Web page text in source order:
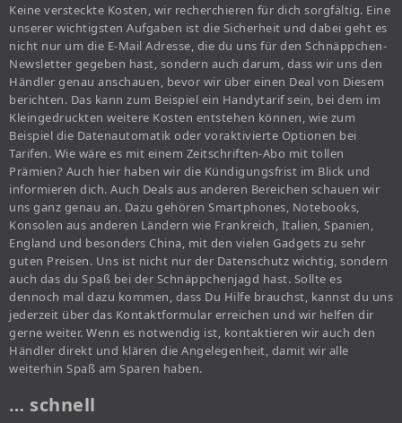
Keine versteckte Kosten, wir recherchieren für dich sorgfältig. Eine
unserer wichtigsten Aufgaben ist die Sicherheit und dabei geht es
nicht nur um die E-Mail Adresse, die du uns für den Schnäppchen-
Newsletter gegeben hast, sondern auch darum, dass wir uns den
Händler genau anschauen, bevor wir über einen Deal von Diesem
berichten. Das kann zum Beispiel ein Handytarif sein, bei dem im
Kleingedruckten weitere Kosten entstehen können, wie zum
Beispiel die Datenautomatik oder voraktivierte Optionen bei
Tarifen. Wie wäre es mit einem Zeitschriften-Abo mit tollen
Prämien? Auch hier haben wir die Kündigungsfrist im Blick und
informieren dich. Auch Deals aus anderen Bereichen schauen wir
uns ganz genau an. Dazu gehören Smartphones, Notebooks,
Konsolen aus anderen Ländern wie Frankreich, Italien, Spanien,
England und besonders China, mit den vielen Gadgets zu sehr
guten Preisen. Uns ist nicht nur der Datenschutz wichtig, sondern
auch das du Spaß bei der Schnäppchenjagd hast. Sollte es
dennoch mal dazu kommen, dass Du Hilfe brauchst, kannst du uns
jederzeit über das Kontaktformular erreichen und wir helfen dir
gerne weiter. Wenn es notwendig ist, kontaktieren wir auch den
Händler direkt und klären die Angelegenheit, damit wir alle
weiterhin Spaß am Sparen haben.
… schnell